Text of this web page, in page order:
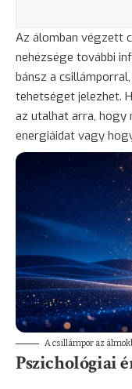
Az álomban végzett
nehézsége további
bánsz a
tehetséget jelezhet.
az utalhat arra, hogy
energiáidat vagy
A csillámpor az
Pszichológiai